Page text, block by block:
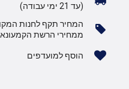
(עד 21 ימי עבודה)
המחיר תקף לחנות
ממחירי הרשת
הוסף למועדפים